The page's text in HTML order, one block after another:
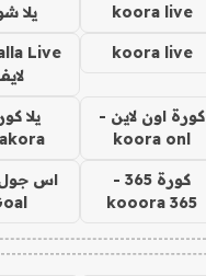
koora live يلا
koora live
كورة اون لاين -
koora onl
يلا
كورة 365 -
kooora 365